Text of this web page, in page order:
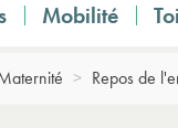
Mobilité
> Repos de